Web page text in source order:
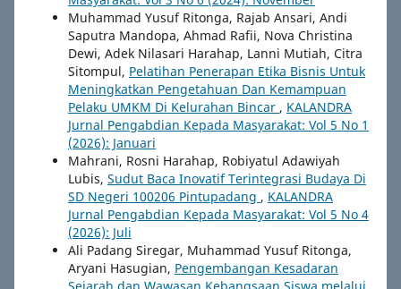
Muhammad Yusuf Ritonga, Rajab Ansari, Andi
Saputra Mandopa, Ahmad Rafii, Nova Christina
Dewi, Adek Nilasari Harahap, Lanni Mutiah, Citra
Sitompul, Pelatihan Penerapan Etika Bisnis Untuk
Meningkatkan Pengetahuan Dan Kemampuan
Pelaku UMKM Di Kelurahan Bincar , KALANDRA
Jurnal Pengabdian Kepada Masyarakat: Vol 5 No 1
(2026): Januari
Mahrani, Rosni Harahap, Robiyatul Adawiyah
Lubis, Sudut Baca Inovatif Terintegrasi Budaya Di
SD Negeri 100206 Pintupadang , KALANDRA
Jurnal Pengabdian Kepada Masyarakat: Vol 5 No 4
(2026): Juli
Ali Padang Siregar, Muhammad Yusuf Ritonga,
Aryani Hasugian, Pengembangan Kesadaran